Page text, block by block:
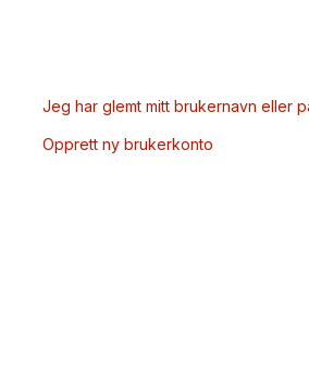
Jeg har glemt mitt brukernavn eller
Opprett ny brukerkonto